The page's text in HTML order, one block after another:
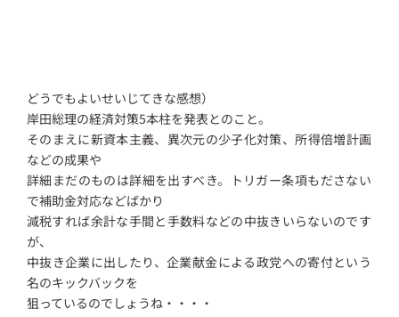
どうでもよいせいじてきな感想）
岸田総理の経済対策5本柱を発表とのこと。
そのまえに新資本主義、異次元の少子化対策、所得倍増計画
などの成果や
詳細まだのものは詳細を出すべき。トリガー条項もださない
で補助金対応などばかり
減税すれば余計な手間と手数料などの中抜きいらないのです
が、
中抜き企業に出したり、企業献金による政党への寄付という
名のキックバックを
狙っているのでしょうね・・・・